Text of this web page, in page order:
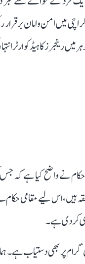
کراچی میں امن و امان
رینجرز کا ہیڈ کوارٹر
نے واضح کیا ہے کہ جس
ہیں، اس لیے مقامی حکام
کر دی ہے۔
گرام پر بھی دستیاب